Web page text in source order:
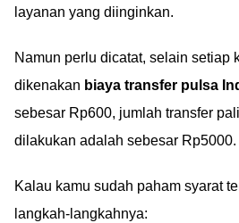
layanan yang diinginkan.
Namun perlu dicatat, selain setiap
dikenakan biaya transfer pulsa
sebesar Rp600, jumlah transfer
dilakukan adalah sebesar Rp5000.
Kalau kamu sudah paham syarat
langkah-langkahnya: